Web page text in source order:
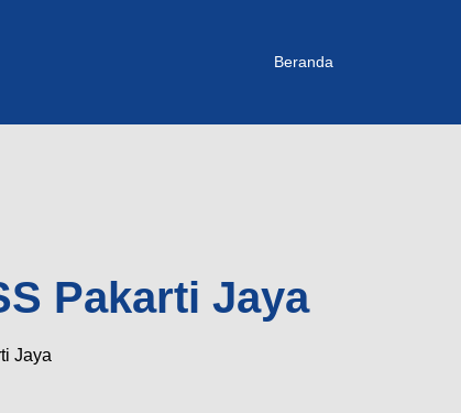
Beranda
Pakarti Jaya
Jaya